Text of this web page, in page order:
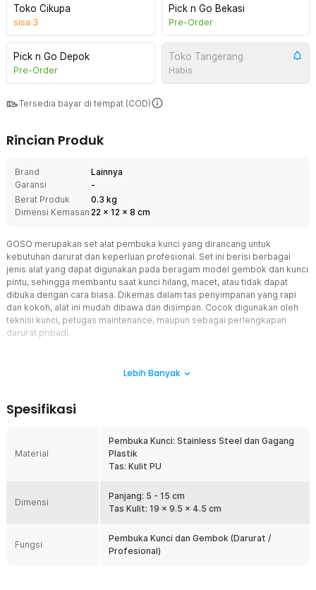
Toko Cikupa
sisa 3
Pick n Go Bekasi
Pre-Order
Pick n Go Depok
Pre-Order
Toko Tangerang
Habis
Tersedia bayar di tempat (COD)
Rincian Produk
Brand
Lainnya
Garansi
-
Berat Produk
0.3 kg
Dimensi Kemasan 22 x 12 x 8 cm
GOSO merupakan set alat pembuka kunci yang dirancang untuk
kebutuhan darurat dan keperluan profesional. Set ini berisi berbagai
jenis alat yang dapat digunakan pada beragam model gembok dan kunci
pintu, sehingga membantu saat kunci hilang, macet, atau tidak dapat
dibuka dengan cara biasa. Dikemas dalam tas penyimpanan yang rapi
dan kokoh, alat ini mudah dibawa dan disimpan. Cocok digunakan oleh
teknisi kunci, petugas maintenance, maupun sebagai perlengkapan
darurat pribadi.
bentuk dan ukuran yang berbeda-beda. Keberagaman alat ini
berbagai tipe kunci dan gembok. Dengan pilihan yang lengkap,
proses penanganan kunci bermasalah menjadi lebih efisien dan
Sangat berguna saat menghadapi situasi seperti kunci tertinggal,
gembok macet, atau pintu tidak bisa dibuka karena kerusakan
membongkar atau merusak pintu maupun gembok, sehingga lebih
aman dan hemat biaya.
Lebih Banyak
Spesifikasi
Material
Pembuka Kunci: Stainless Steel dan Gagang
Plastik
Tas: Kulit PU
Dimensi
Panjang: 5 - 15 cm
Tas Kulit: 19 x 9.5 x 4.5 cm
Fungsi
Pembuka Kunci dan Gembok (Darurat /
Profesional)